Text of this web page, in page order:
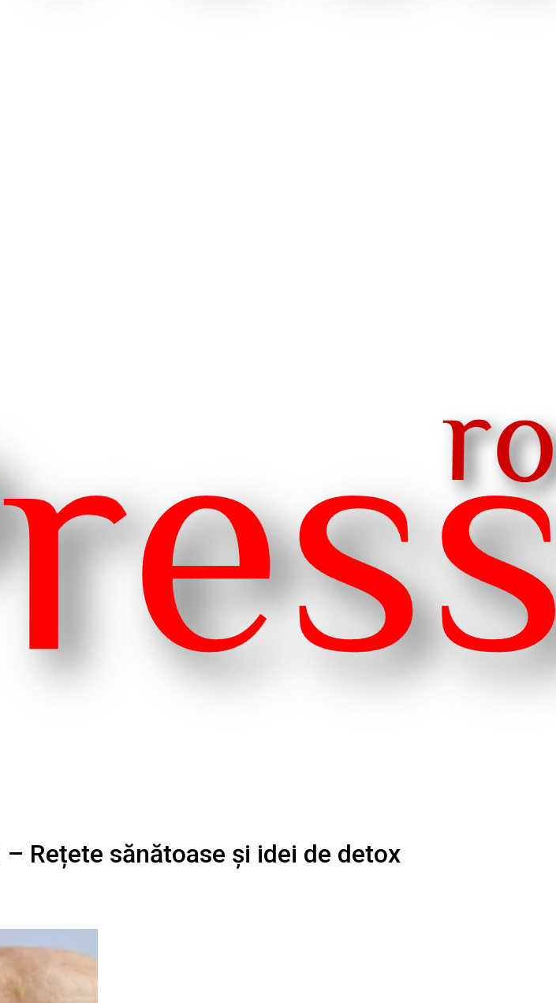
Rețete sănătoase și idei de detox